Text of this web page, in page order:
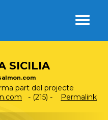
SICILIA
part del projecte
- (215) - Permalink